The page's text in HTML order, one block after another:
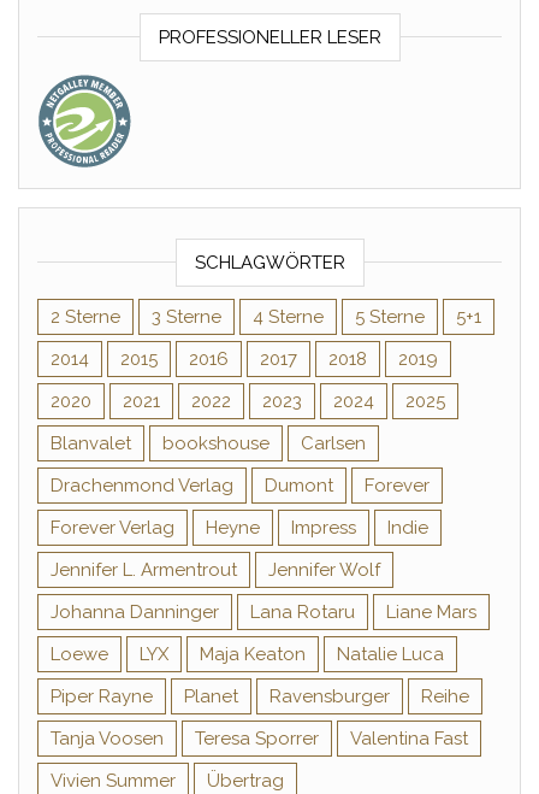
PROFESSIONELLER LESER
SCHLAGWÖRTER
2 Sterne 3 Sterne 4 Sterne 5 Sterne
5+1
2014
2015 2016 2017 2018
2019
2020
2021 2022 2023 2024
2025
Blanvalet
bookshouse
Carlsen
Drachenmond Verlag
Dumont
Forever
Forever Verlag
Heyne Impress
Indie
Jennifer L. Armentrout
Jennifer Wolf
Johanna Danninger
Lana Rotaru
Liane Mars
Loewe
LYX Maja Keaton
Natalie Luca
Piper Rayne
Planet Ravensburger
Reihe
Tanja Voosen
Teresa Sporrer
Valentina Fast
Vivien Summer
Übertrag